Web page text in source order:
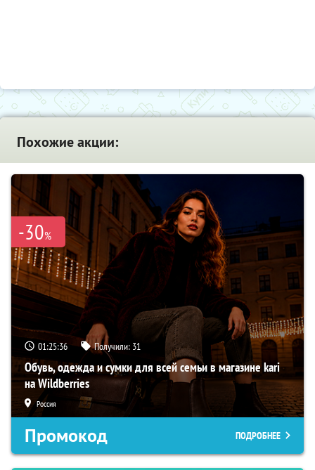
Похожие акции:
-30%
01:25:35 Получили: 31
Обувь, одежда и сумки для всей семьи в магазине kari
на Wildberries
Россия
Промокод ПОДРОБНЕЕ